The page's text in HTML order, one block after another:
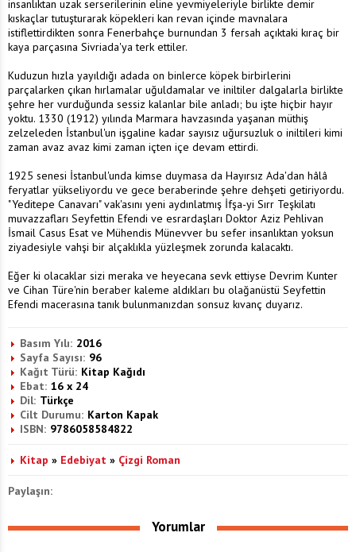
insanlıktan uzak serserilerinin eline yevmiyeleriyle birlikte demir
kıskaçlar tutuşturarak köpekleri kan revan içinde mavnalara
istiflettirdikten sonra Fenerbahçe burnundan 3 fersah açıktaki kıraç bir
kaya parçasına Sivriada'ya terk ettiler.
Kuduzun hızla yayıldığı adada on binlerce köpek birbirlerini
parçalarken çıkan hırlamalar uğuldamalar ve iniltiler dalgalarla birlikte
şehre her vurduğunda sessiz kalanlar bile anladı; bu işte hiçbir hayır
yoktu. 1330 (1912) yılında Marmara havzasında yaşanan müthiş
zelzeleden İstanbul'un işgaline kadar sayısız uğursuzluk o iniltileri kimi
zaman avaz avaz kimi zaman içten içe devam ettirdi.
1925 senesi İstanbul'unda kimse duymasa da Hayırsız Ada'dan hâlâ
feryatlar yükseliyordu ve gece beraberinde şehre dehşeti getiriyordu.
"Yeditepe Canavarı" vak'asını yeni aydınlatmış İfşa-yi Sırr Teşkilatı
muvazzafları Seyfettin Efendi ve esrardaşları Doktor Aziz Pehlivan
İsmail Casus Esat ve Mühendis Münevver bu sefer insanlıktan yoksun
ziyadesiyle vahşi bir alçaklıkla yüzleşmek zorunda kalacaktı.
Eğer ki olacaklar sizi meraka ve heyecana sevk ettiyse Devrim Kunter
ve Cihan Türe'nin beraber kaleme aldıkları bu olağanüstü Seyfettin
Efendi macerasına tanık bulunmanızdan sonsuz kıvanç duyarız.
Basım Yılı: 2016
Sayfa Sayısı: 96
Kağıt Türü: Kitap Kağıdı
Ebat: 16 x 24
Dil: Türkçe
Cilt Durumu: Karton Kapak
ISBN: 9786058584822
Kitap » Edebiyat » Çizgi Roman
Paylaşın:
Yorumlar